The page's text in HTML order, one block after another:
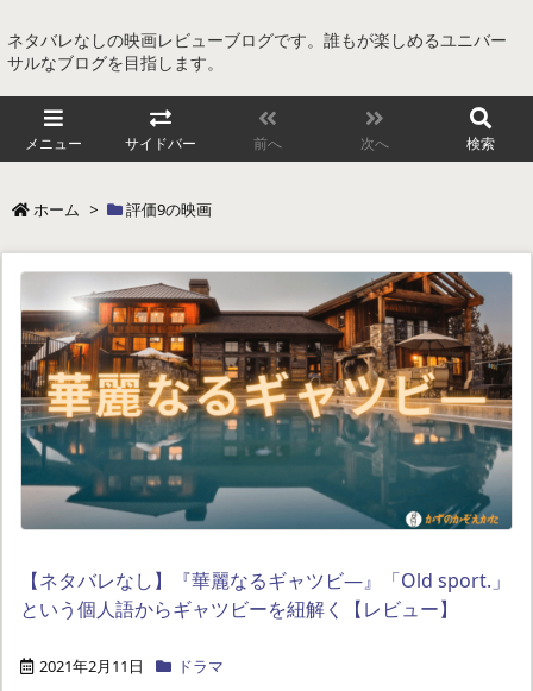
ネタバレなしの映画レビューブログです。誰もが楽しめるユニバー
サルなブログを目指します。
メニュー サイドバー 前へ 次へ 検索
ホーム > 評価9の映画
【ネタバレなし】『華麗なるギャツビ―』「Old sport.」
という個人語からギャツビーを紐解く【レビュー】
2021年2月11日 ドラマ